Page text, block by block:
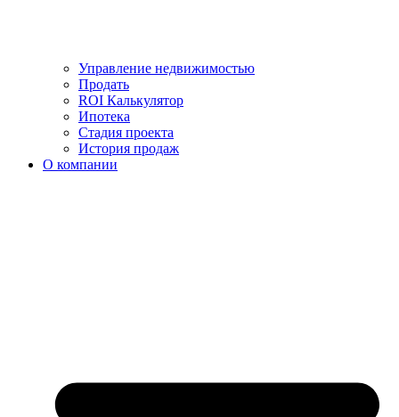
Управление недвижимостью
Продать
ROI Калькулятор
Ипотека
Стадия проекта
История продаж
О компании